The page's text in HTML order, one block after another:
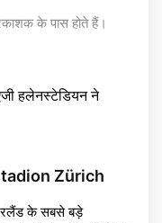
के पास होते हैं।
हलेनस्टेडियन ने
Zürich
के सबसे बड़े